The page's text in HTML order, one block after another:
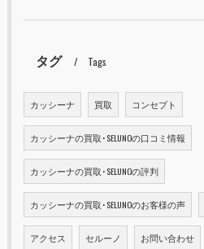
タグ Tags
カッシーナ 買取 コンセプト
カッシーナの買取･SELUNOの口コミ情報
カッシーナの買取･SELUNOの評判
カッシーナの買取･SELUNOのお客様の声
アクセス セルーノ お問い合わせ